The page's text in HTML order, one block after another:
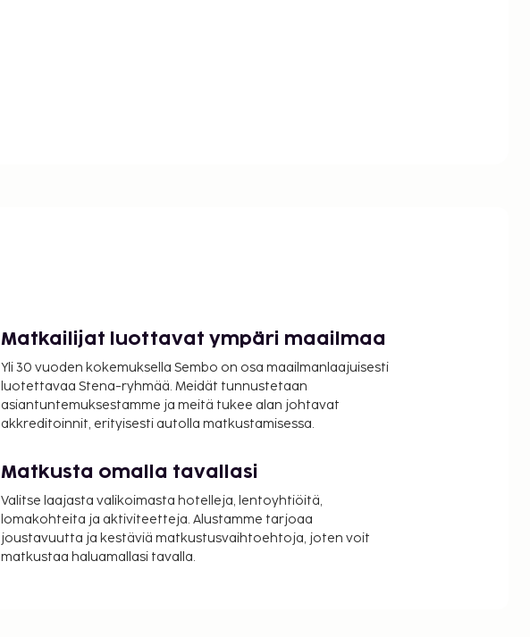
Matkailijat luottavat ympäri maailmaa
Yli 30 vuoden kokemuksella Sembo on osa maailmanlaajuisesti
luotettavaa Stena-ryhmää. Meidät tunnustetaan
asiantuntemuksestamme ja meitä tukee alan johtavat
akkreditoinnit, erityisesti autolla matkustamisessa.
Matkusta omalla tavallasi
Valitse laajasta valikoimasta hotelleja, lentoyhtiöitä,
lomakohteita ja aktiviteetteja. Alustamme tarjoaa
joustavuutta ja kestäviä matkustusvaihtoehtoja, joten voit
matkustaa haluamallasi tavalla.